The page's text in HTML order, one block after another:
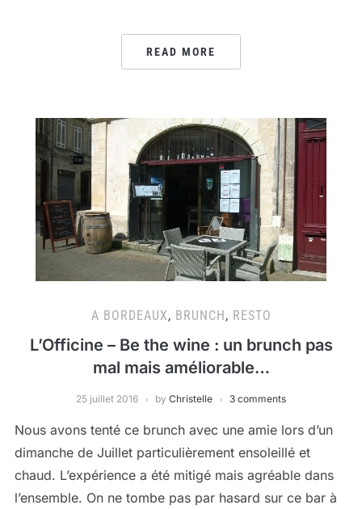
READ MORE
A BORDEAUX, BRUNCH , RESTO
L’Officine – Be the wine : un brunch pas
mal mais améliorable…
25 juillet 2016 by Christelle 3 comments
Nous avons tenté ce brunch avec une amie lors d’un
dimanche de Juillet particulièrement ensoleillé et
chaud. L’expérience a été mitigé mais agréable dans
l’ensemble. On ne tombe pas par hasard sur ce bar à